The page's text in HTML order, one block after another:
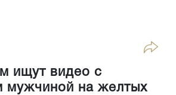
ищут видео с
мужчиной на желтых